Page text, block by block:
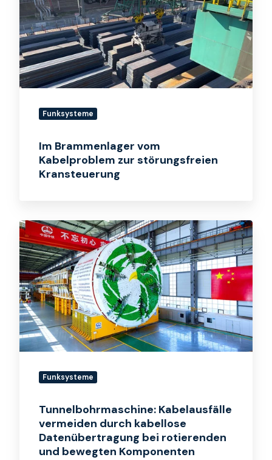
Kabelproblem
zur
störungsfreien
Kransteuerung
Funksysteme
Im Brammenlager vom
Kabelproblem zur störungsfreien
Kransteuerung
Tunnelbohrmaschine:
Kabelausfälle
vermeiden
durch
kabellose
Datenübertragung
bei
rotierenden
und
Komponenten
Funksysteme
Tunnelbohrmaschine: Kabelausfälle
vermeiden durch kabellose
Datenübertragung bei rotierenden
und bewegten Komponenten